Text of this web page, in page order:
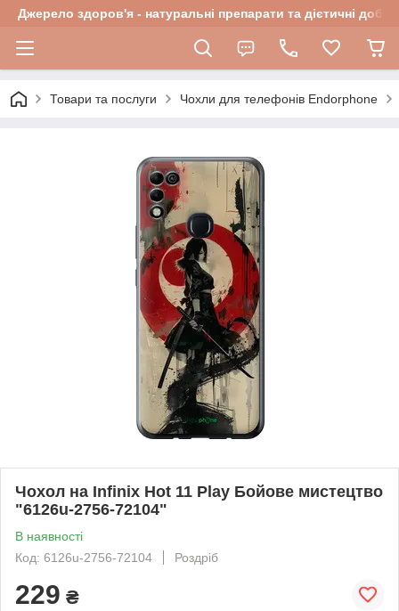
Джерело здоров'я - натуральні препарати та дієтичні
Товари та послуги Чохли для телефонів Endorphone
Чохол на Infinix Hot 11 Play Бойове мистецтво
"6126u-2756-72104"
В наявності
Код: 6126u-2756-72104
Роздріб
229 ₴